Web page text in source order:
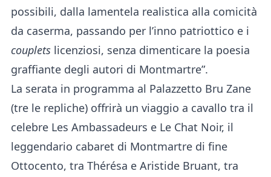
possibili, dalla lamentela realistica alla comicità
da caserma, passando per l’inno patriottico e i
coupletslicenziosi, senza dimenticare la poesia
graffiante degli autori di Montmartre”.
La serata in programma al Palazzetto Bru Zane
(tre le repliche) offrirà un viaggio a cavallo tra il
celebre Les Ambassadeurs e Le Chat Noir, il
leggendario cabaret di Montmartre di fine
Ottocento, tra Thérésa e Aristide Bruant, tra